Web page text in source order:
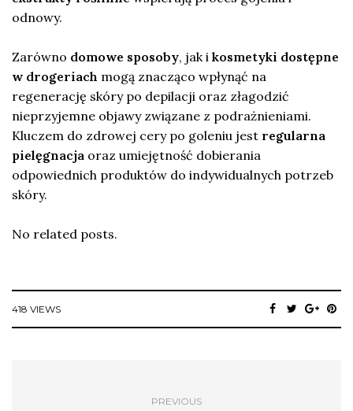
odnowy.
Zarówno domowe sposoby, jak i kosmetyki dostępne
w drogeriach mogą znacząco wpłynąć na
regenerację skóry po depilacji oraz złagodzić
nieprzyjemne objawy związane z podrażnieniami.
Kluczem do zdrowej cery po goleniu jest regularna
pielęgnacja oraz umiejętność dobierania
odpowiednich produktów do indywidualnych potrzeb
skóry.
No related posts.
418 VIEWS
PREVIOUS